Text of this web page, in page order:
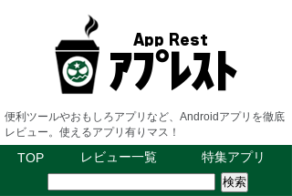
便利ツールやおもしろアプリなど、Androidアプリを徹底
レビュー。使えるアプリ有りマス！
TOP レビュー一覧 特集アプリ